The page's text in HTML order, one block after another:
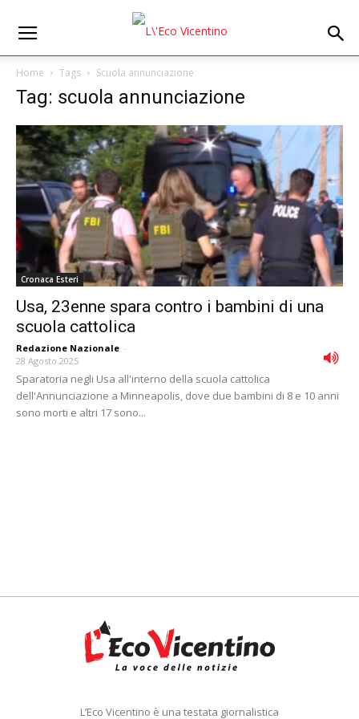
Home Tags Scuola annunciazione
Tag: scuola annunciazione
Cronaca Esteri
Usa, 23enne spara contro i bambini di una
scuola cattolica
Redazione Nazionale -
28 Agosto 2025
Sparatoria negli Usa all'interno della scuola cattolica
dell'Annunciazione a Minneapolis, dove due bambini di 8 e 10 anni
sono morti e altri 17 sono...
L’Eco Vicentino è una testata giornalistica